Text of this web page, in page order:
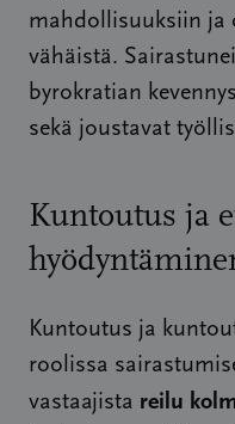
mahdollisuuksiin ja
vähäistä.
byrokratian
sekä joustavat
Kuntoutus ja
Kuntoutus ja
roolissa
vastaajista reilu